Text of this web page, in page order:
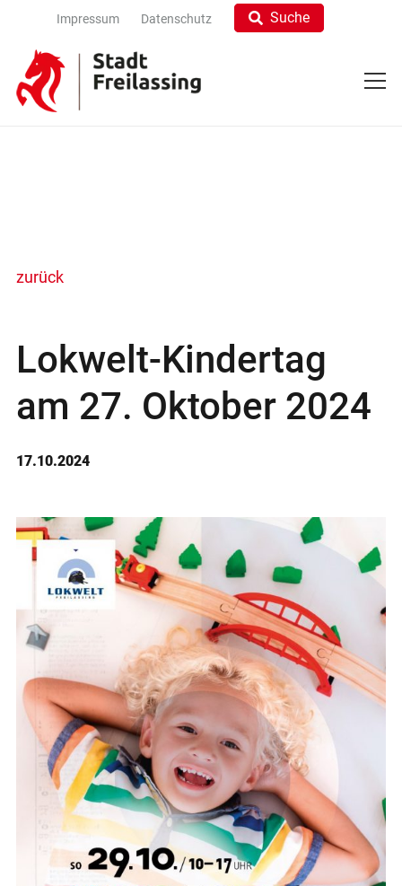
Impressum Datenschutz Suche
zurück
Lokwelt-Kindertag
am 27. Oktober 2024
17.10.2024